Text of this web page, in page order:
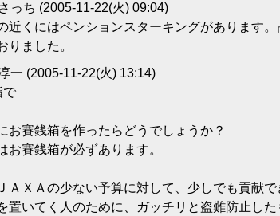
っち (2005-11-22(火) 09:04)
近くにはペンションスターキングがあります
りました。
一 (2005-11-22(火) 13:14)
で
お賽銭箱を作ったらどうでしょうか？
お賽銭箱が必ずあります。
ＡＸＡの少ない予算に対して、少しでも貢献
置いてく人のために、ガッチリと盗難防止した